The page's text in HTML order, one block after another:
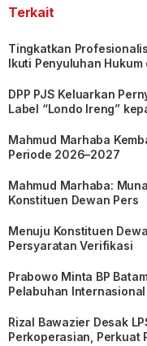
Terkait
Tingkatkan
Ikuti Penyuluhan Hukum
DPP PJS Keluarkan
Label “Londo Ireng”
Mahmud Marhaba
Periode 2026–2027
Mahmud Marhaba:
Konstituen Dewan Pers
Menuju Konstituen
Persyaratan Verifikasi
Prabowo Minta BP
Pelabuhan
Rizal Bawazier Desak
Perkoperasian, Perkuat